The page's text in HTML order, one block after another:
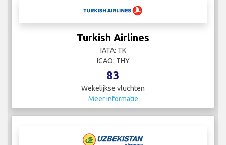
Turkish Airlines
IATA: TK
ICAO: THY
83
Wekelijkse vluchten
Meer informatie